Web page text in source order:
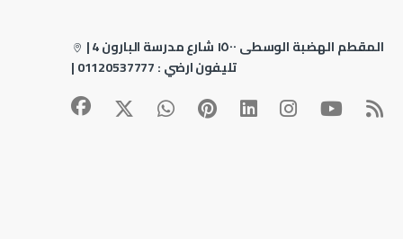
|
4 المقطم الهضبة الوسطى ١٥٠٠ شارع مدرسة البارون
| تليفون ارضي :01120537777